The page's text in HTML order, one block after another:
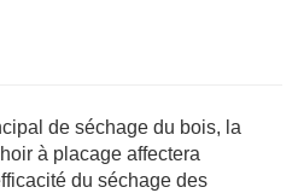
de séchage du bois, la
à placage affectera
du séchage des